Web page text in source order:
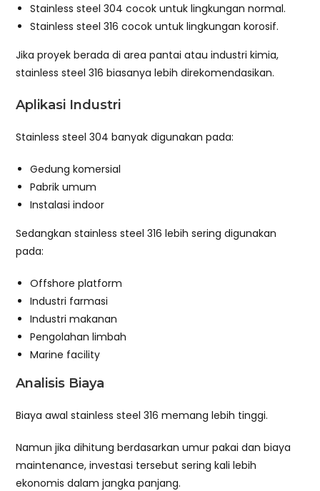
Stainless steel 304 cocok untuk lingkungan normal.
Stainless steel 316 cocok untuk lingkungan korosif.
Jika proyek berada di area pantai atau industri kimia,
stainless steel 316 biasanya lebih direkomendasikan.
Aplikasi Industri
Stainless steel 304 banyak digunakan pada:
Gedung komersial
Pabrik umum
Instalasi indoor
Sedangkan stainless steel 316 lebih sering digunakan
pada:
Offshore platform
Industri farmasi
Industri makanan
Pengolahan limbah
Marine facility
Analisis Biaya
Biaya awal stainless steel 316 memang lebih tinggi.
Namun jika dihitung berdasarkan umur pakai dan biaya
maintenance, investasi tersebut sering kali lebih
ekonomis dalam jangka panjang.